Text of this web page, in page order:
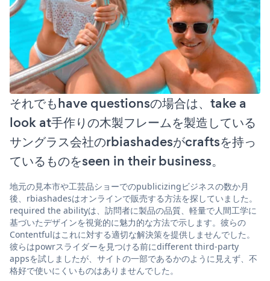
それでもhave questionsの場合は、take a
look at手作りの木製フレームを製造している
サングラス会社のrbiashadesがcraftsを持っ
ているものをseen in their business。
地元の見本市や工芸品ショーでのpublicizingビジネスの数か月
後、rbiashadesはオンラインで販売する方法を探していました。
required the abilityは、訪問者に製品の品質、軽量で人間工学に
基づいたデザインを視覚的に魅力的な方法で示します。彼らの
Contentfulはこれに対する適切な解決策を提供しませんでした。
彼らはpowrスライダーを見つける前にdifferent third-party
appsを試しましたが、サイトの一部であるかのように見えず、不
格好で使いにくいものはありませんでした。